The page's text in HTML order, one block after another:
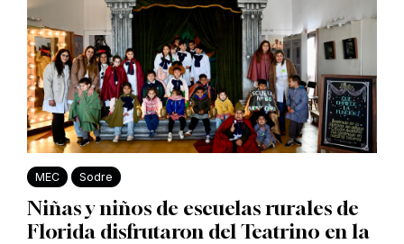
MEC Sodre
Niñas y niños de escuelas rurales de
Florida disfrutaron del Teatrino en la